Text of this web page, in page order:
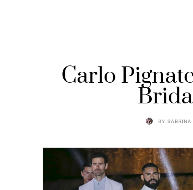
Carlo
BYSABRINA